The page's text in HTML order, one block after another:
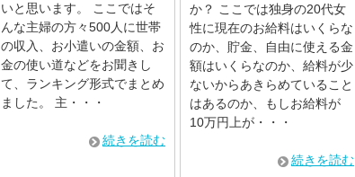
いと思います。 ここではそ
んな主婦の方々500人に世帯
の収入、お小遣いの金額、お
金の使い道などをお聞きし
て、ランキング形式でまとめ
ました。 主・・・
続きを読む
か？ ここでは独身の20代女
性に現在のお給料はいくらな
のか、貯金、自由に使える金
額はいくらなのか、給料が少
ないからあきらめていること
はあるのか、もしお給料が
10万円上が・・・
続きを読む